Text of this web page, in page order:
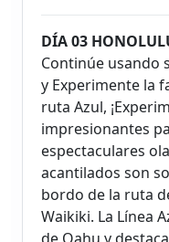
DÍA 03
Continúe usando
y Experimente la
ruta Azul,
impresionantes
espectaculares
acantilados son
bordo de la ruta
Waikiki. La Línea